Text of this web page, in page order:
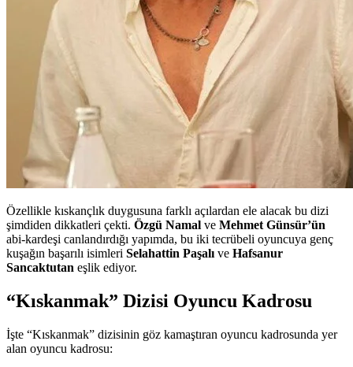
Özellikle kıskançlık duygusuna farklı açılardan ele alacak bu dizi
şimdiden dikkatleri çekti. Özgü Namal ve Mehmet Günsür’ün
abi-kardeşi canlandırdığı yapımda, bu iki tecrübeli oyuncuya genç
kuşağın başarılı isimleri Selahattin Paşalı ve Hafsanur
Sancaktutan eşlik ediyor.
“Kıskanmak” Dizisi Oyuncu Kadrosu
İşte “Kıskanmak” dizisinin göz kamaştıran oyuncu kadrosunda yer
alan oyuncu kadrosu: